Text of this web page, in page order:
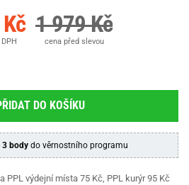
1 979 Kč
cena před slevou
DO KOŠÍKU
3 bodydo věrnostního programu
PPL výdejní místa 75 Kč, PPL kurýr 95 Kč